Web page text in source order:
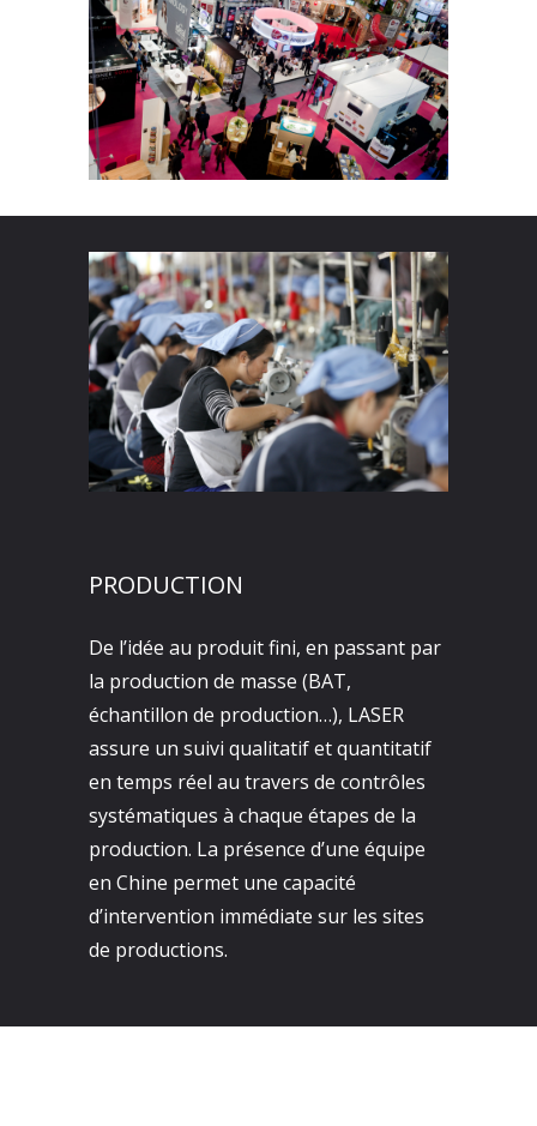
PRODUCTION
De l’idée au produit fini, en passant par
la production de masse (BAT,
échantillon de production…), LASER
assure un suivi qualitatif et quantitatif
en temps réel au travers de contrôles
systématiques à chaque étapes de la
production. La présence d’une équipe
en Chine permet une capacité
d’intervention immédiate sur les sites
de productions.